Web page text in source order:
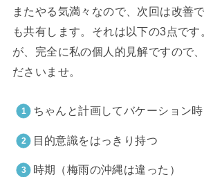
またやる気満々なので、次回は改善
も共有します。それは以下の3点です
が、完全に私の個人的見解ですので
ださいませ。
ちゃんと計画してバケーション
目的意識をはっきり持つ
時期（梅雨の沖縄は違った）